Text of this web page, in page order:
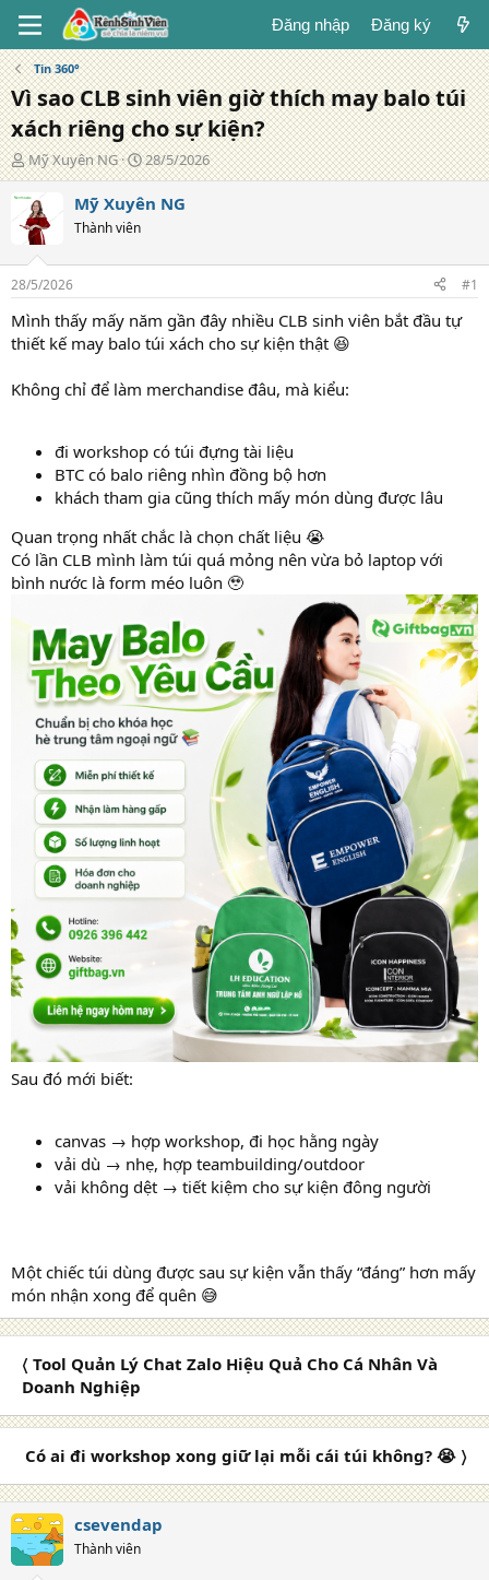
Đăng nhập Đăng ký
Tin 360°
Vì sao CLB sinh viên giờ thích may balo túi
xách riêng cho sự kiện?
T
á
c
g
i
ả
Mỹ Xuyên NG
N
g
à
g
28/5/2026
Mỹ Xuyên NG
Thành viên
28/5/2026 #1
Mình thấy mấy năm gần đây nhiều CLB sinh viên bắt đầu tự
thiết kế may balo túi xách cho sự kiện thật 😆
Không chỉ để làm merchandise đâu, mà kiểu:
đi workshop có túi đựng tài liệu
BTC có balo riêng nhìn đồng bộ hơn
khách tham gia cũng thích mấy món dùng được lâu
Quan trọng nhất chắc là chọn chất liệu 😭
Có lần CLB mình làm túi quá mỏng nên vừa bỏ laptop với
bình nước là form méo luôn 🥹
Sau đó mới biết:
canvas → hợp workshop, đi học hằng ngày
vải dù → nhẹ, hợp teambuilding/outdoor
vải không dệt → tiết kiệm cho sự kiện đông người
Một chiếc túi dùng được sau sự kiện vẫn thấy “đáng” hơn mấy
món nhận xong để quên 😅
〈 Tool Quản Lý Chat Zalo Hiệu Quả Cho Cá Nhân Và
Doanh Nghiệp
Có ai đi workshop xong giữ lại mỗi cái túi không? 😭 〉
csevendap
Thành viên